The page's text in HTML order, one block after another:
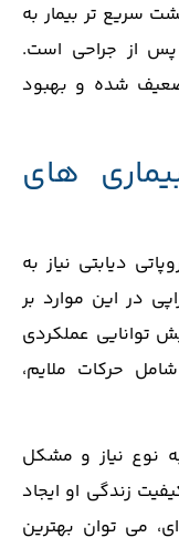
سریع ‌تر بیمار به
از جراحی است.
‌شده و بهبود
‌های
دیابتی نیاز به
در این موارد بر
توانایی عملکردی
حرکات ملایم،
به نوع نیاز و مشکل
زندگی او ایجاد
می‌ توان بهترین